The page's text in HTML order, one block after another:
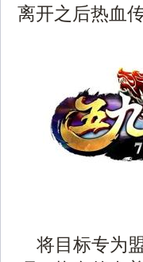
离开之后热血
将目标专为